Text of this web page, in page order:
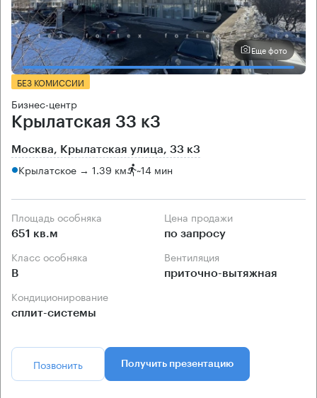
Еще фото
БЕЗ КОМИССИИ
Бизнес-центр
Крылатская 33 к3
Москва, Крылатская улица, 33 к3
Крылатское → 1.39 км ~14 мин
Площадь особняка
651 кв.м
Цена продажи
по запросу
Класс особняка
B
Вентиляция
приточно-вытяжная
Кондиционирование
сплит-системы
Позвонить Получить презентацию